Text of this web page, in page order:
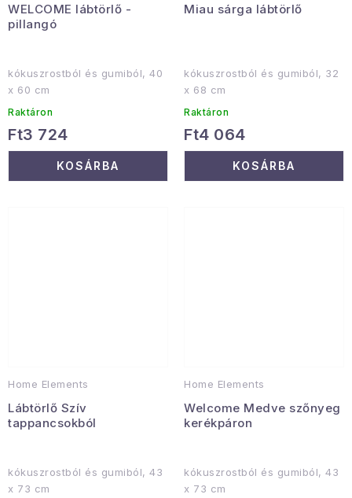
WELCOME lábtörlő -
pillangó
kókuszrostból és gumiból, 40
x 60 cm
Raktáron
Ft3 724
KOSÁRBA
Miau sárga lábtörlő
kókuszrostból és gumiból, 32
x 68 cm
Raktáron
Ft4 064
KOSÁRBA
Home Elements
Lábtörlő Szív
tappancsokból
kókuszrostból és gumiból, 43
x 73 cm
Home Elements
Welcome Medve szőnyeg
kerékpáron
kókuszrostból és gumiból, 43
x 73 cm